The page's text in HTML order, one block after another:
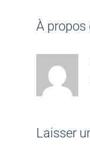
À propos
Laisser